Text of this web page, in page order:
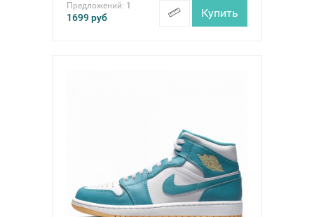
Предложений: 1
1699руб Купить